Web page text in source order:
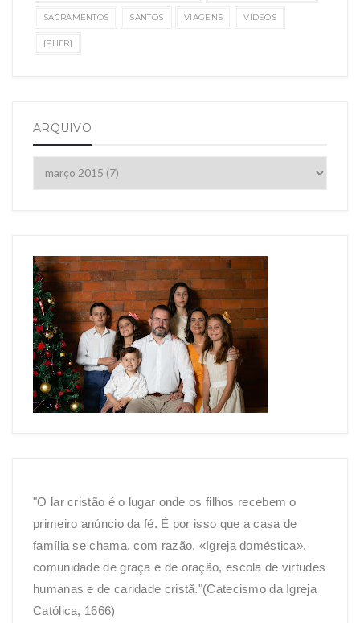
SACRAMENTOS SANTOS VIAGENS VÍDEOS
{PHFR}
ARQUIVO
"O lar cristão é o lugar onde os filhos recebem o
primeiro anúncio da fé. É por isso que a casa de
família se chama, com razão, «Igreja doméstica»,
comunidade de graça e de oração, escola de virtudes
humanas e de caridade cristã."(Catecismo da Igreja
Católica, 1666)